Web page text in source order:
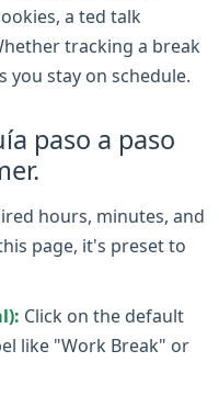
a ted talk
tracking a break
you stay on schedule.
paso a paso
hours, minutes, and
page, it's preset to
Click on the default
like "Work Break" or